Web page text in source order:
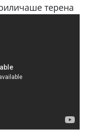
терена